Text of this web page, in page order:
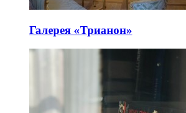
Галерея «Трианон»